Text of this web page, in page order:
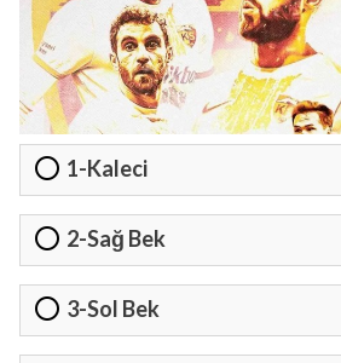
1-Kaleci
2-Sağ Bek
3-Sol Bek